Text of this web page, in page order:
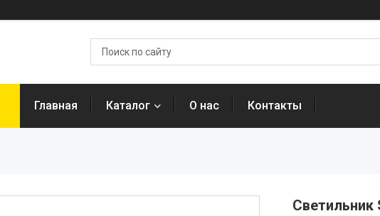
Главная Каталог О нас Контакты
Светильник